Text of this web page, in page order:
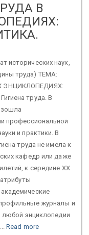
В
исторических наук,
труда) ТЕМА:
ЭНЦИКЛОПЕДИЯХ:
труда. В
профессиональной
и практики. В
труда не имела к
кафедр или даже
к середине ХХ
журналы и
любой энциклопедии
Read more